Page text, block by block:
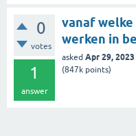
0
votes
1
answer
vanaf
werken in
asked Apr 29, 2023
(847k points)